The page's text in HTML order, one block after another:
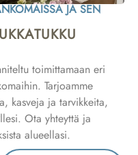
JA SEN
toimittamaan eri
Tarjoamme
kasveja ja tarvikkeita,
Ota yhteyttä ja
alueellasi.